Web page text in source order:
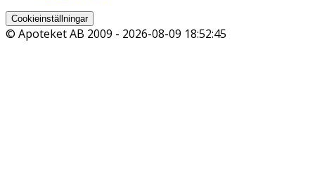
Cookieinställningar
© Apoteket AB 2009 - 2026-08-09 18:52:45